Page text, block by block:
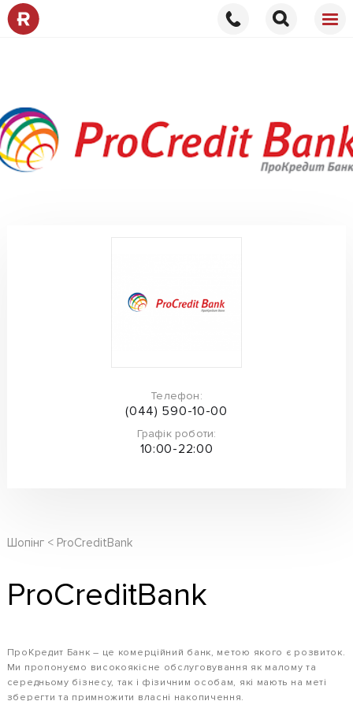
Телефон:
(044) 590-10-00
Графік роботи:
10:00-22:00
Шопінг ProCreditBank
ProCreditBank
ПроКредит Банк – це комерційний банк, метою якого є розвиток.
Ми пропонуємо високоякісне обслуговування як малому та
середньому бізнесу, так і фізичним особам, які мають на меті
зберегти та примножити власні накопичення.